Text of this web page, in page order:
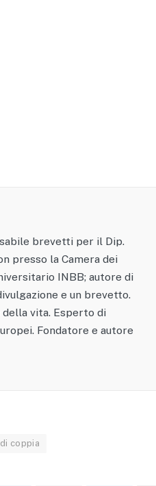
brevetti per il Dip.
presso la Camera dei
INBB; autore di
e un brevetto.
vita. Esperto di
Fondatore e autore
coppia